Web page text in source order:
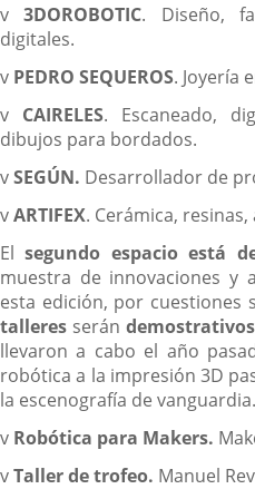
v3DOROBOTIC. Diseño,
digitales.
v PEDRO SEQUEROS. Joyería
v CAIRELES. Escaneado,
dibujos para bordados.
vSEGÚN. Desarrollador de
vARTIFEX. Cerámica,
Elsegundo espacio está
muestra de innovaciones y
esta edición, por cuestiones
talleres serán demostrativos
llevaron a cabo el año
robótica a la impresión 3D
la escenografía de vanguardia.
v Robótica para Makers.
vTaller de trofeo. Manuel